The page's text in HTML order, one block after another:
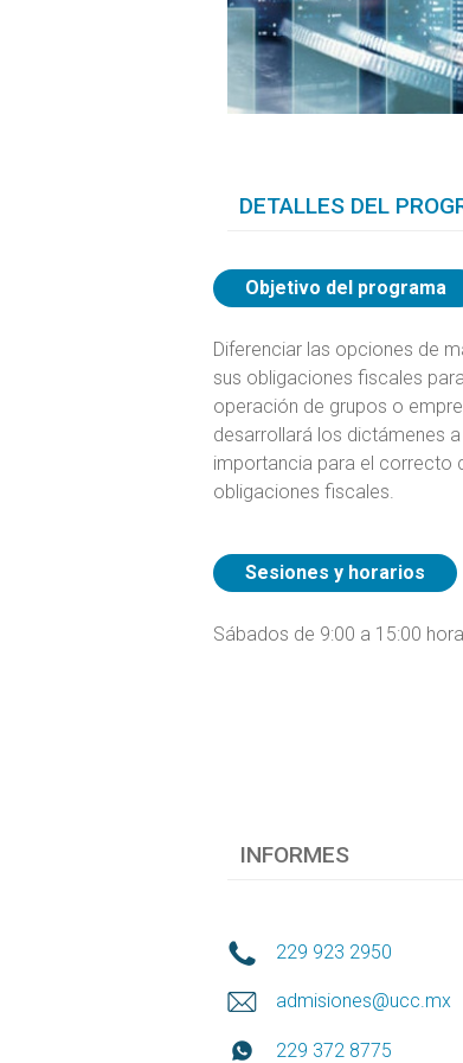
DETALLES DEL
Objetivo del programa
Diferenciar las opciones de
sus obligaciones fiscales
operación de grupos o
desarrollará los dictámenes
importancia para el correcto
obligaciones fiscales.
Sesiones y horarios
Sábados de 9:00 a 15:00
INFORMES
229 923 2950
admisiones@ucc.mx
229 372 8775